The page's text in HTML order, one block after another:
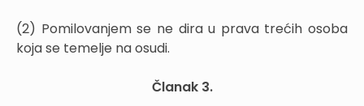
(2) Pomilovanjem se ne dira u prava trećih osoba
koja se temelje na osudi.
Članak 3.